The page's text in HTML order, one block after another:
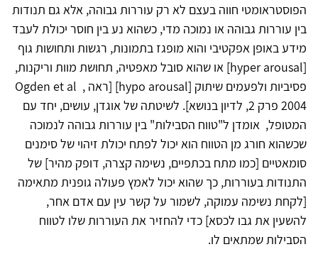
הפוסטראומטי חווה בעצם לא רק עוררות גבוהה, אלא גם תנודות
בין עוררות גבוהה או נמוכה מדי, כשהוא נע בין חוסר יכולת לעבד
מידע באופן אפקטיבי והוא מופגז בתמונות, רגשות ותחושות גוף
[hyper arousal] או שהוא סובל מאפטיה, תחושת מוות וריקנות,
פסיביות ולפעמים שיתוק [hypo arousal] [ראה Ogden et al ,
2004 פרק 2, לדיון בנושא]. לשיטתה של אוגדן, עושים, יחד עם
המטופל, אומדן ל"טווח הסבילות" בין עוררות גבוהה לנמוכה
שכשהוא חורג מן הטווח הוא יכול לפתח יכולת זיהוי של סימנים
סומאטיים [כמו מתח בכתפיים, נשימה קצרה, דופק מהיר] של
התנודות בעוררות, כך שהוא יכול לאמץ פעולה גופנית מתאימה
[לקחת נשימה עמוקה, לשמור על קשר עין עם אדם אחר,
להשעין את גבו לכסא] כדי להחזיר את העוררות שלו לטווח
הסבילות שמתאים לו.